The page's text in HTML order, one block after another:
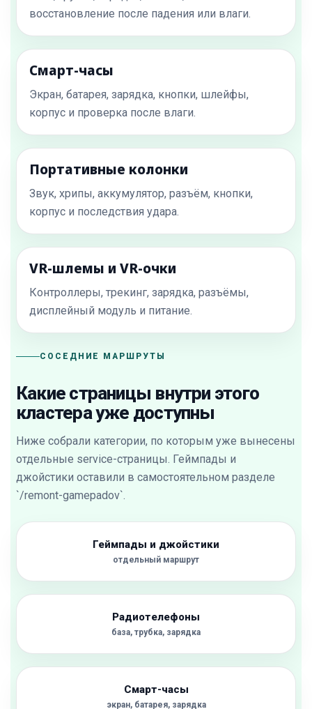
восстановление после падения или влаги.
Смарт-часы
Экран, батарея, зарядка, кнопки, шлейфы,
корпус и проверка после влаги.
Портативные колонки
Звук, хрипы, аккумулятор, разъём, кнопки,
корпус и последствия удара.
VR-шлемы и VR-очки
Контроллеры, трекинг, зарядка, разъёмы,
дисплейный модуль и питание.
СОСЕДНИЕ МАРШРУТЫ
Какие страницы внутри этого
кластера уже доступны
Ниже собрали категории, по которым уже вынесены
отдельные service-страницы. Геймпады и
джойстики оставили в самостоятельном разделе
`/remont-gamepadov`.
Геймпады и джойстики
отдельный маршрут
Радиотелефоны
база, трубка, зарядка
Смарт-часы
экран, батарея, зарядка